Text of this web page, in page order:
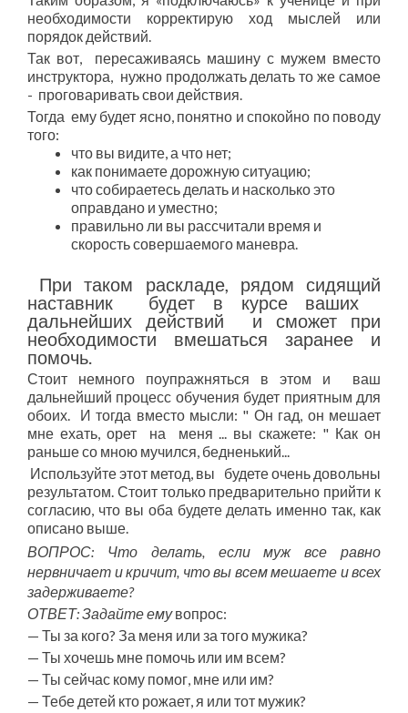
необходимости корректирую ход мыслей или
порядок действий.
Так вот, пересаживаясь машину с мужем вместо
инструктора, нужно продолжать делать то же самое
- проговаривать свои действия.
Тогда ему будет ясно, понятно и спокойно по поводу
того:
что вы видите, а что нет;
как понимаете дорожную ситуацию;
что собираетесь делать и насколько это
оправдано и уместно;
правильно ли вы рассчитали время и
скорость совершаемого маневра.
При таком раскладе, рядом сидящий
наставник будет в курсе ваших
дальнейших действий и сможет при
необходимости вмешаться заранее и
помочь.
Стоит немного поупражняться в этом и ваш
дальнейший процесс обучения будет приятным для
обоих. И тогда вместо мысли: " Он гад, он мешает
мне ехать, орет на меня ... вы скажете: " Как он
раньше со мною мучился, бедненький...
Используйте этот метод, вы будете очень довольны
результатом. Стоит только предварительно прийти к
согласию, что вы оба будете делать именно так, как
описано выше.
ВОПРОС: Что делать, если муж все равно
нервничает и кричит, что вы всем мешаете и всех
задерживаете?
ОТВЕТ: Задайте емувопрос:
— Ты за кого? За меня или за того мужика?
— Ты хочешь мне помочь или им всем?
— Ты сейчас кому помог, мне или им?
— Тебе детей кто рожает, я или тот мужик?